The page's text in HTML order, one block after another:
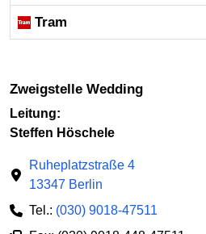
Tram
Zweigstelle Wedding
Leitung:
Steffen Höschele
Ruheplatzstraße 4
13347 Berlin
Tel.: (030) 9018-47511